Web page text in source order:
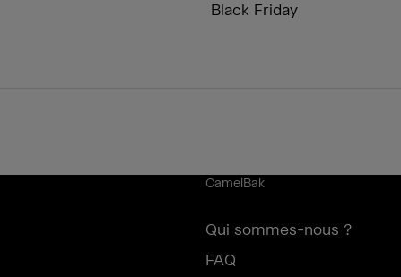
Black Friday
CamelBak
Qui sommes-nous ?
FAQ